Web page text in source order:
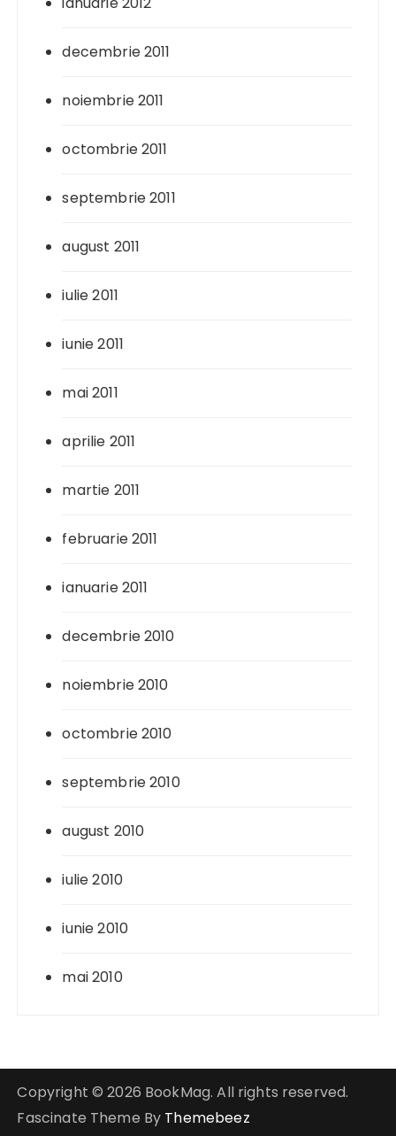
decembrie 2011
noiembrie 2011
octombrie 2011
septembrie 2011
august 2011
iulie 2011
iunie 2011
mai 2011
aprilie 2011
martie 2011
februarie 2011
ianuarie 2011
decembrie 2010
noiembrie 2010
octombrie 2010
septembrie 2010
august 2010
iulie 2010
iunie 2010
mai 2010
Copyright © 2026 BookMag. All rights reserved.
Fascinate Theme By Themebeez